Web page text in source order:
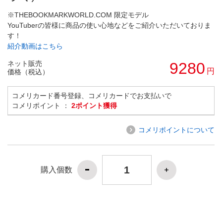
※THEBOOKMARKWORLD.COM 限定モデル
YouTuberの皆様に商品の使い心地などをご紹介いただいておりま
す！
紹介動画はこちら
ネット販売
価格（税込）
9280 円
コメリカード番号登録、コメリカードでお支払いで
コメリポイント ： 2ポイント獲得
コメリポイントについて
購入個数